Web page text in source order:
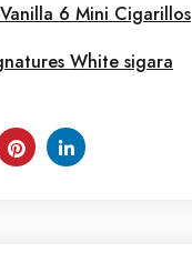
6 Mini Cigarillos
White sigara